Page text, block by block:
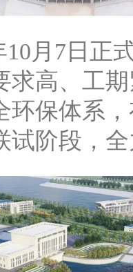
10月7日正
求高、工
环保体系
试阶段，